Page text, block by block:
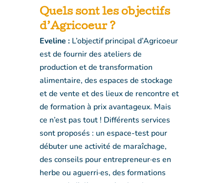
Quels sont les objectifs
d’Agricoeur ?
Eveline :L’objectif principal d’Agricoeur
est de fournir des ateliers de
production et de transformation
alimentaire, des espaces de stockage
et de vente et des lieux de rencontre et
de formation à prix avantageux. Mais
ce n’est pas tout ! Différents services
sont proposés : un espace-test pour
débuter une activité de maraîchage,
des conseils pour entrepreneur·es en
herbe ou aguerri·es, des formations